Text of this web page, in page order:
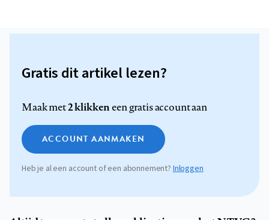
Gratis dit artikel lezen?
Maak met2 klikkeneen gratis account aan
ACCOUNT AANMAKEN
Heb je al een account of een abonnement? Inloggen